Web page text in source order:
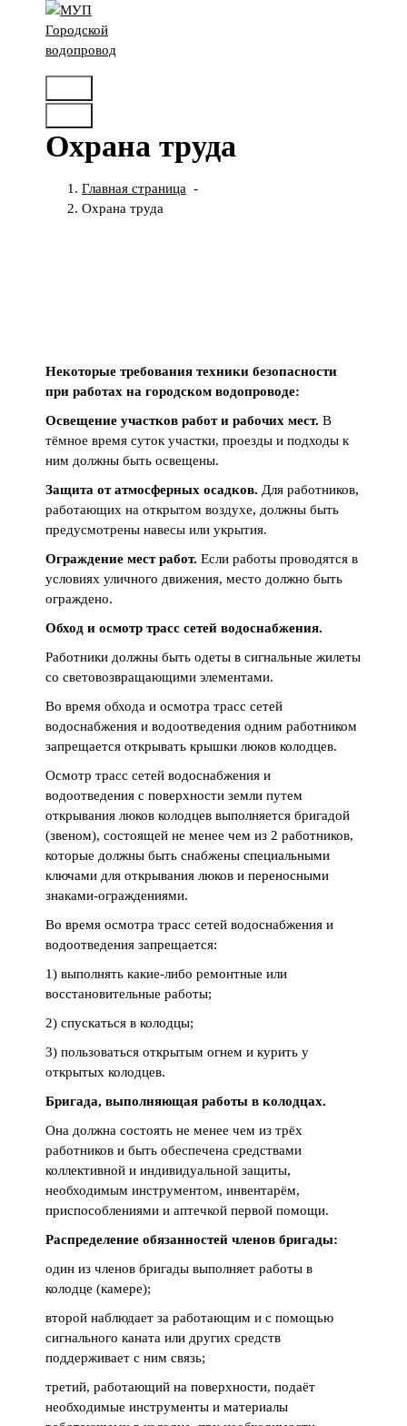
Перейти
содержимому
Охрана труда
Главная страница -
Охрана труда
Некоторые требования техники безопасности
при работах на городском водопроводе:
Освещение участков работ и рабочих мест. В
тёмное время суток участки, проезды и подходы к
ним должны быть освещены.
Защита от атмосферных осадков. Для работников,
работающих на открытом воздухе, должны быть
предусмотрены навесы или укрытия.
Ограждение мест работ. Если работы проводятся в
условиях уличного движения, место должно быть
ограждено.
Обход и осмотр трасс сетей водоснабжения.
Работники должны быть одеты в сигнальные жилеты
со световозвращающими элементами.
Во время обхода и осмотра трасс сетей
водоснабжения и водоотведения одним работником
запрещается открывать крышки люков колодцев.
Осмотр трасс сетей водоснабжения и
водоотведения с поверхности земли путем
открывания люков колодцев выполняется бригадой
(звеном), состоящей не менее чем из 2 работников,
которые должны быть снабжены специальными
ключами для открывания люков и переносными
знаками-ограждениями.
Во время осмотра трасс сетей водоснабжения и
водоотведения запрещается:
1) выполнять какие-либо ремонтные или
восстановительные работы;
2) спускаться в колодцы;
3) пользоваться открытым огнем и курить у
открытых колодцев.
Бригада, выполняющая работы в колодцах.
Она должна состоять не менее чем из трёх
работников и быть обеспечена средствами
коллективной и индивидуальной защиты,
необходимым инструментом, инвентарём,
приспособлениями и аптечкой первой помощи.
Распределение обязанностей членов бригады:
один из членов бригады выполняет работы в
колодце (камере);
второй наблюдает за работающим и с помощью
сигнального каната или других средств
поддерживает с ним связь;
третий, работающий на поверхности, подаёт
необходимые инструменты и материалы